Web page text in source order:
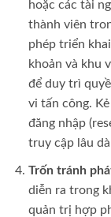
hoặc các tài
thành viên
phép triển
khoản và khu
để duy trì
vi tấn công.
đăng nhập
truy cập lâu
Trốn tránh
diễn ra trong
quản trị hợp